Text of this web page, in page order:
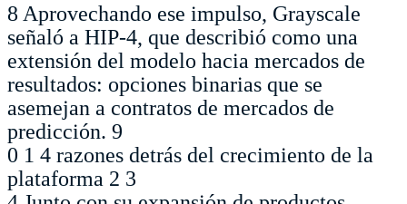
8 Aprovechando ese impulso, Grayscale
señaló a HIP-4, que describió como una
extensión del modelo hacia mercados de
resultados: opciones binarias que se
asemejan a contratos de mercados de
predicción. 9
0 1 4 razones detrás del crecimiento de la
plataforma 2 3